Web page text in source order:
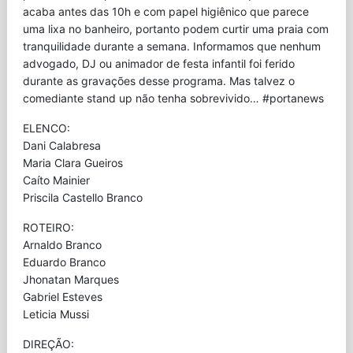
acaba antes das 10h e com papel higiênico que parece
uma lixa no banheiro, portanto podem curtir uma praia com
tranquilidade durante a semana. Informamos que nenhum
advogado, DJ ou animador de festa infantil foi ferido
durante as gravações desse programa. Mas talvez o
comediante stand up não tenha sobrevivido… #portanews
ELENCO:
Dani Calabresa
Maria Clara Gueiros
Caíto Mainier
Priscila Castello Branco
ROTEIRO:
Arnaldo Branco
Eduardo Branco
Jhonatan Marques
Gabriel Esteves
Leticia Mussi
DIREÇÃO: